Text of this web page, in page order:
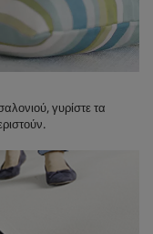
γυρίστε τα